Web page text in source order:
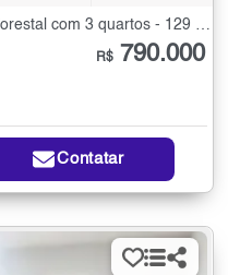
R$ 790.000
Contatar